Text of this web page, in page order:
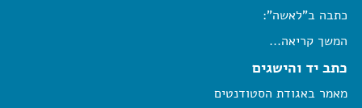
כתבה ב"לאשה":
המשך קריאה...
כתב יד והישגים
מאמר באגודת הסטודנטים